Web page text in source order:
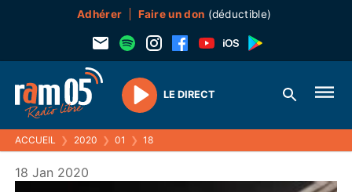
Adhérer Faire un don (déductible)
Play
LE DIRECT
ACCUEIL ❯ 2020 ❯ 01 ❯ 18
18 Jan 2020